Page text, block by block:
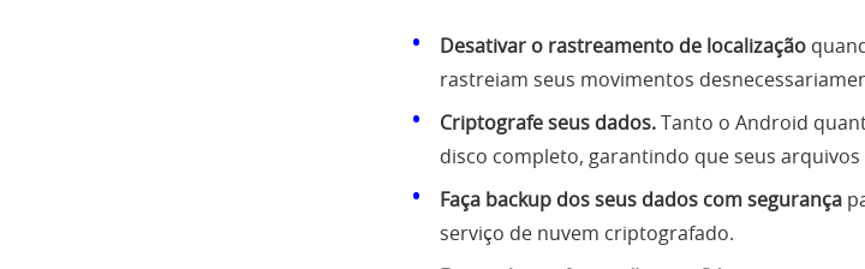
Desativar o rastreamento de localização
rastreiam seus movimentos
Criptografe seus dados. Tanto o Android
disco completo, garantindo que seus
Faça backup dos seus dados com segurança
serviço de nuvem criptografado.